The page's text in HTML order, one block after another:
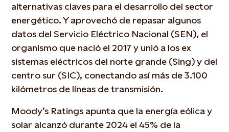
alternativas claves para el desarrollo del sector
energético. Y aprovechó de repasar algunos
datos del Servicio Eléctrico Nacional (SEN), el
organismo que nació el 2017 y unió a los ex
sistemas eléctricos del norte grande (Sing) y del
centro sur (SIC), conectando así más de 3.100
kilómetros de líneas de transmisión.
Moody’s Ratings apunta que la energía eólica y
solar alcanzó durante 2024 el 45% de la